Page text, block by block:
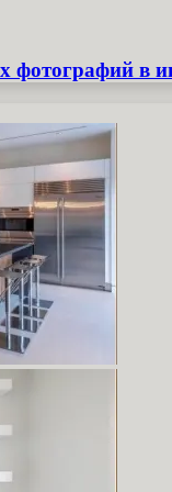
фотографий в